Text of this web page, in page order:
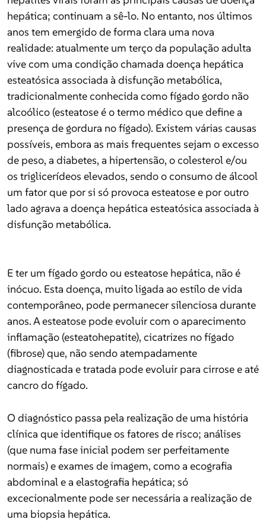
Empresas e Negócios
Opinião
Saúde e Bem Estar
Motores
Consumidor
Europa
Classificados
Falecimentos
anos tem emergido de forma clara uma nova
realidade: atualmente um terço da população adulta
vive com uma condição chamada doença hepática
esteatósica associada à disfunção metabólica,
tradicionalmente conhecida como fígado gordo não
alcoólico (esteatose é o termo médico que define a
presença de gordura no fígado). Existem várias causas
possíveis, embora as mais frequentes sejam o excesso
de peso, a diabetes, a hipertensão, o colesterol e/ou
os triglicerídeos elevados, sendo o consumo de álcool
um fator que por si só provoca esteatose e por outro
lado agrava a doença hepática esteatósica associada à
disfunção metabólica.
contemporâneo, pode permanecer silenciosa durante
anos. A esteatose pode evoluir com o aparecimento
inflamação (esteatohepatite), cicatrizes no fígado
(fibrose) que, não sendo atempadamente
diagnosticada e tratada pode evoluir para cirrose e até
cancro do fígado.
O diagnóstico passa pela realização de uma história
(que numa fase inicial podem ser perfeitamente
normais) e exames de imagem, como a ecografia
abdominal e a elastografia hepática; só
excecionalmente pode ser necessária a realização de
uma biopsia hepática.
Se atentarmos às causas desta doença, facilmente se
hepática; continuam a sê-lo. No entanto, nos últimos
anos tem emergido de forma clara uma nova
realidade: atualmente um terço da população adulta
vive com uma condição chamada doença hepática
esteatósica associada à disfunção metabólica,
tradicionalmente conhecida como fígado gordo não
alcoólico (esteatose é o termo médico que define a
presença de gordura no fígado). Existem várias causas
possíveis, embora as mais frequentes sejam o excesso
de peso, a diabetes, a hipertensão, o colesterol e/ou
os triglicerídeos elevados, sendo o consumo de álcool
um fator que por si só provoca esteatose e por outro
lado agrava a doença hepática esteatósica associada à
disfunção metabólica.
E ter um fígado gordo ou esteatose hepática, não é
inócuo. Esta doença, muito ligada ao estilo de vida
contemporâneo, pode permanecer silenciosa durante
anos. A esteatose pode evoluir com o aparecimento
inflamação (esteatohepatite), cicatrizes no fígado
(fibrose) que, não sendo atempadamente
diagnosticada e tratada pode evoluir para cirrose e até
cancro do fígado.
O diagnóstico passa pela realização de uma história
clínica que identifique os fatores de risco; análises
(que numa fase inicial podem ser perfeitamente
normais) e exames de imagem, como a ecografia
abdominal e a elastografia hepática; só
excecionalmente pode ser necessária a realização de
uma biopsia hepática.